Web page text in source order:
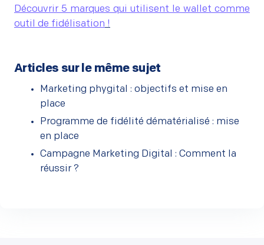
Découvrir 5 marques qui utilisent le wallet comme
outil de fidélisation !
Articles sur le même sujet
Marketing phygital : objectifs et mise en
place
Programme de fidélité dématérialisé : mise
en place
Campagne Marketing Digital : Comment la
réussir ?